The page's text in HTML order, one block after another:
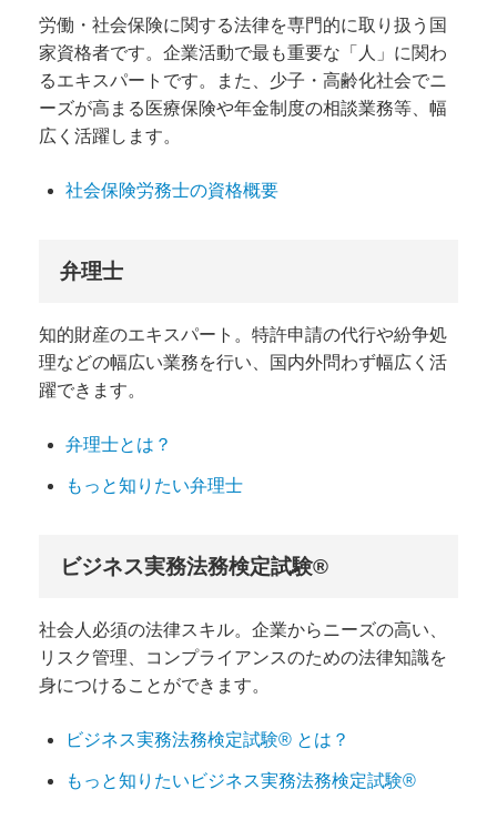
労働・社会保険に関する法律を専門的に取り扱う国
家資格者です。企業活動で最も重要な「人」に関わ
るエキスパートです。また、少子・高齢化社会でニ
ーズが高まる医療保険や年金制度の相談業務等、幅
広く活躍します。
社会保険労務士の資格概要
弁理士
知的財産のエキスパート。特許申請の代行や紛争処
理などの幅広い業務を行い、国内外問わず幅広く活
躍できます。
弁理士とは？
もっと知りたい弁理士
ビジネス実務法務検定試験®
社会人必須の法律スキル。企業からニーズの高い、
リスク管理、コンプライアンスのための法律知識を
身につけることができます。
ビジネス実務法務検定試験® とは？
もっと知りたいビジネス実務法務検定試験®